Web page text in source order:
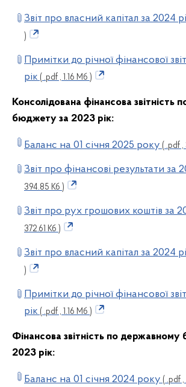
Звіт про власний капітал за 2024
)
Примітки до річної фінансової
рік ( .pdf , 1.16 Мб )
Консолідована фінансова звітність
бюджету за 2023 рік:
Баланс на 01 січня 2025 року ( .pdf ,
Звіт про фінансові результати за
394.85 Кб )
Звіт про рух грошових коштів за
372.61 Кб )
Звіт про власний капітал за 2024
)
Примітки до річної фінансової
рік ( .pdf , 1.16 Мб )
Фінансова звітність по
2023 рік:
Баланс на 01 січня 2024 року ( .pdf ,